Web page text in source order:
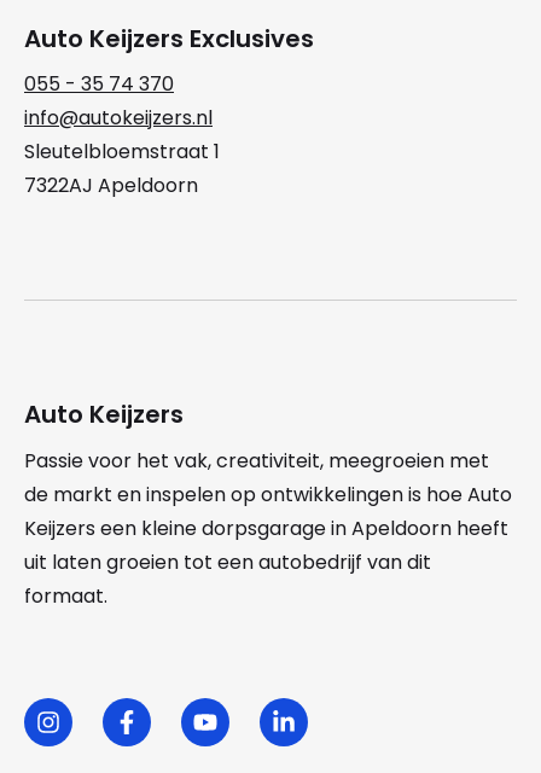
Auto Keijzers Exclusives
055 - 35 74 370
info@autokeijzers.nl
Sleutelbloemstraat 1
7322AJ Apeldoorn
Auto Keijzers
Passie voor het vak, creativiteit, meegroeien met
de markt en inspelen op ontwikkelingen is hoe Auto
Keijzers een kleine dorpsgarage in Apeldoorn heeft
uit laten groeien tot een autobedrijf van dit
formaat.